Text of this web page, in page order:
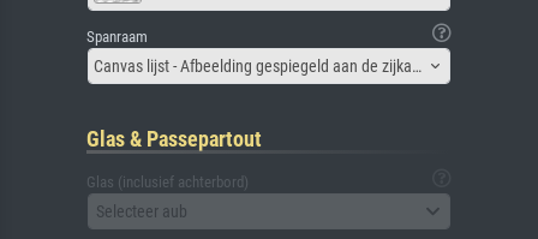
Spanraam
Canvas lijst - Afbeelding gespiegeld aan de zijkant
Glas & Passepartout
Glas (inclusief achterbord)
Selecteer aub